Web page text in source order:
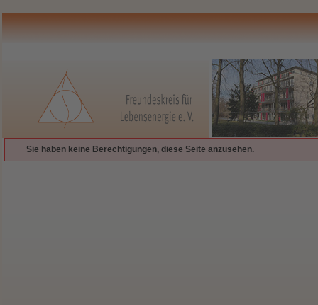
Sie haben keine Berechtigungen, diese Seite anzusehen.